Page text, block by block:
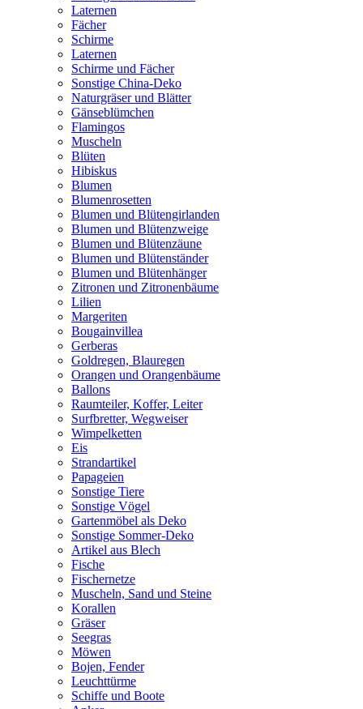
Laternen
Fächer
Schirme
Laternen
Schirme und Fächer
Sonstige China-Deko
Naturgräser und Blätter
Gänseblümchen
Flamingos
Muscheln
Blüten
Hibiskus
Blumen
Blumenrosetten
Blumen und Blütengirlanden
Blumen und Blütenzweige
Blumen und Blütenzäune
Blumen und Blütenständer
Blumen und Blütenhänger
Zitronen und Zitronenbäume
Lilien
Margeriten
Bougainvillea
Gerberas
Goldregen, Blauregen
Orangen und Orangenbäume
Ballons
Raumteiler, Koffer, Leiter
Surfbretter, Wegweiser
Wimpelketten
Eis
Strandartikel
Papageien
Sonstige Tiere
Sonstige Vögel
Gartenmöbel als Deko
Sonstige Sommer-Deko
Artikel aus Blech
Fische
Fischernetze
Muscheln, Sand und Steine
Korallen
Gräser
Seegras
Möwen
Bojen, Fender
Leuchttürme
Schiffe und Boote